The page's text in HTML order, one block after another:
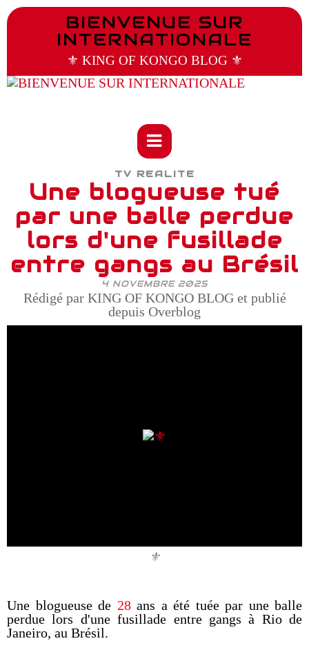
BIENVENUE SUR
INTERNATIONALE
⚜️ KING OF KONGO BLOG ⚜️
TV REALITE
Une blogueuse tué
par une balle perdue
lors d'une fusillade
entre gangs au Brésil
4 NOVEMBRE 2025
Rédigé par KING OF KONGO BLOG et publié
depuis Overblog
⚜️
Une blogueuse de 28ans a été tuée par une balle
perdue lors d'une fusillade entre gangs à Rio de
Janeiro, au Brésil.